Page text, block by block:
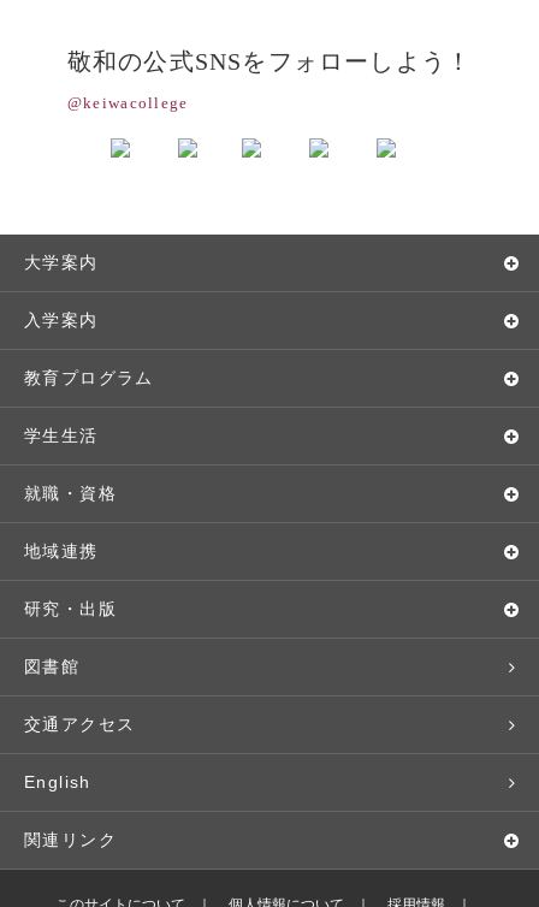
敬和の公式SNSをフォローしよう！
@keiwacollege
大学案内
敬和学園大学とは
学長メッセージ
教育理念・方針・取り組み
キャンパス・施設設備
交通アクセス
基本情報・情報公開
広報・公聴
入学案内
入学者選抜
オープンキャンパス
Webオープンキャンパス
個別相談（来学・オンライン）
特待生（入学者向け）
パンフレット・資料請求
入学予定者の皆さま
教育プログラム
学部・学科
地域実践
留学プログラム
語学プログラム
教職課程
教員紹介
学修支援の体制
学生生活
キャンパスライフ
年間スケジュール
クラブ・サークル
大学周辺マップ
学生寮
学生支援制度
奨学金・特待生（在学生向け）
就職・資格
就職・進路サポート
資格取得
公務員試験対策
就職実績
社会で活躍する卒業生
地域連携
地域との連携
生涯学習
科目等履修生
社会人・シニア入学
施設・設備の貸し出し
研究・出版
研究者・研究分野
人文社会科学研究所
情報メディア研究所
研究論文
出版物
図書館
交通アクセス
English
関連リンク
バドミントン部ブログ